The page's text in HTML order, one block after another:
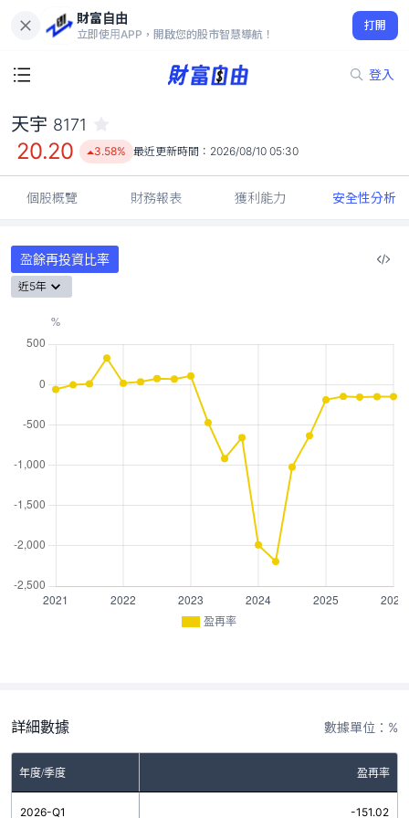
財富自由
立即使用APP，開啟您的股市智慧導航！
打開
登入
20.20
3.58%
天宇 8171
20.20 3.58% 最近更新時間： 2026/08/10 05:30
個股概覽 財務報表 獲利能力 安全性分析
盈餘再投資比率
近5年
盈再率
詳細數據 數據單位：%
年度/季度 盈再率
2026-Q1 -151.02